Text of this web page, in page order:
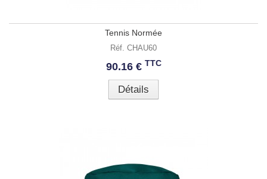
Tennis Normée
Réf. CHAU60
90.16 € TTC
Détails